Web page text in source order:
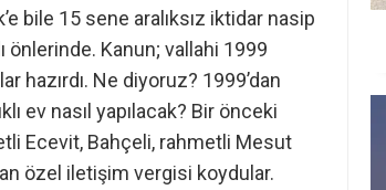
bile 15 sene aralıksız iktidar nasip
önlerinde. Kanun; vallahi 1999
hazırdı. Ne diyoruz? 1999’dan
ev nasıl yapılacak? Bir önceki
Ecevit, Bahçeli, rahmetli Mesut
özel iletişim vergisi koydular.